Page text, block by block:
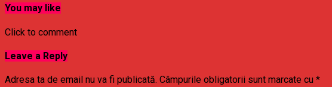
You may like
Click to comment
Leave a Reply
Adresa ta de email nu va fi publicată. Câmpurile obligatorii sunt marcate cu *